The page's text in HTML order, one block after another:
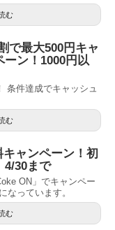
む
で最大500円キャ
ーン！1000円以
条件達成でキャッシュ
む
ャンペーン！初
4/30まで
ON」でキャンペー
なっています。
む